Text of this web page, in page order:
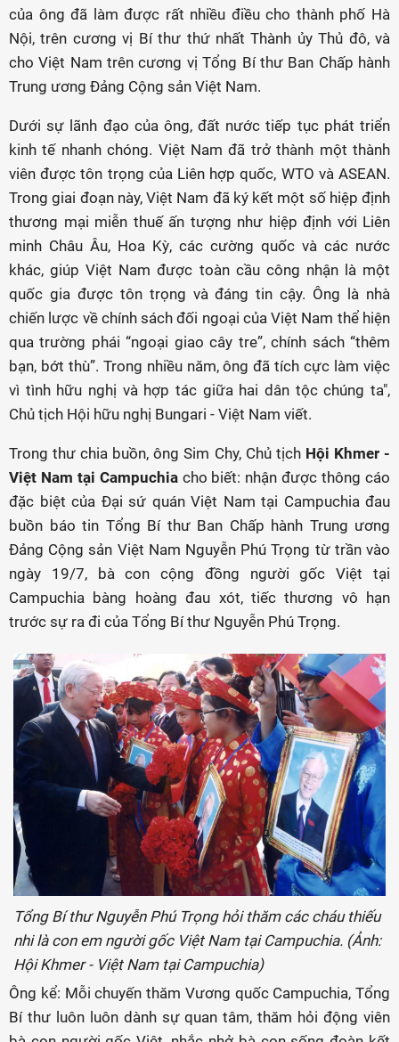
của ông đã làm được rất nhiều điều cho thành phố Hà
Nội, trên cương vị Bí thư thứ nhất Thành ủy Thủ đô, và
cho Việt Nam trên cương vị Tổng Bí thư Ban Chấp hành
Trung ương Đảng Cộng sản Việt Nam.
Dưới sự lãnh đạo của ông, đất nước tiếp tục phát triển
kinh tế nhanh chóng. Việt Nam đã trở thành một thành
viên được tôn trọng của Liên hợp quốc, WTO và ASEAN.
Trong giai đoạn này, Việt Nam đã ký kết một số hiệp định
thương mại miễn thuế ấn tượng như hiệp định với Liên
minh Châu Âu, Hoa Kỳ, các cường quốc và các nước
khác, giúp Việt Nam được toàn cầu công nhận là một
quốc gia được tôn trọng và đáng tin cậy. Ông là nhà
chiến lược về chính sách đối ngoại của Việt Nam thể hiện
qua trường phái “ngoại giao cây tre”, chính sách “thêm
bạn, bớt thù”. Trong nhiều năm, ông đã tích cực làm việc
vì tình hữu nghị và hợp tác giữa hai dân tộc chúng ta",
Chủ tịch Hội hữu nghị Bungari - Việt Nam viết.
Trong thư chia buồn, ông Sim Chy, Chủ tịch Hội Khmer -
Việt Nam tại Campuchiacho biết: nhận được thông cáo
đặc biệt của Đại sứ quán Việt Nam tại Campuchia đau
buồn báo tin Tổng Bí thư Ban Chấp hành Trung ương
Đảng Cộng sản Việt Nam Nguyễn Phú Trọng từ trần vào
ngày 19/7, bà con cộng đồng người gốc Việt tại
Campuchia bàng hoàng đau xót, tiếc thương vô hạn
trước sự ra đi của Tổng Bí thư Nguyễn Phú Trọng.
Tổng Bí thư Nguyễn Phú Trọng hỏi thăm các cháu thiếu
nhi là con em người gốc Việt Nam tại Campuchia. (Ảnh:
Hội Khmer - Việt Nam tại Campuchia)
Ông kể: Mỗi chuyến thăm Vương quốc Campuchia, Tổng
Bí thư luôn luôn dành sự quan tâm, thăm hỏi động viên